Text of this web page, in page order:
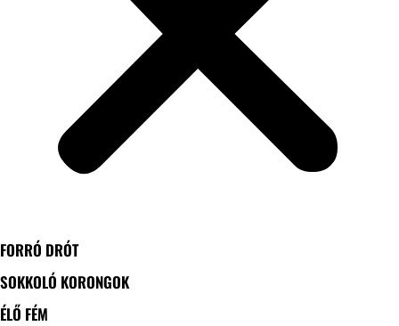
FORRÓ DRÓT
SOKKOLÓ KORONGOK
ÉLŐ FÉM